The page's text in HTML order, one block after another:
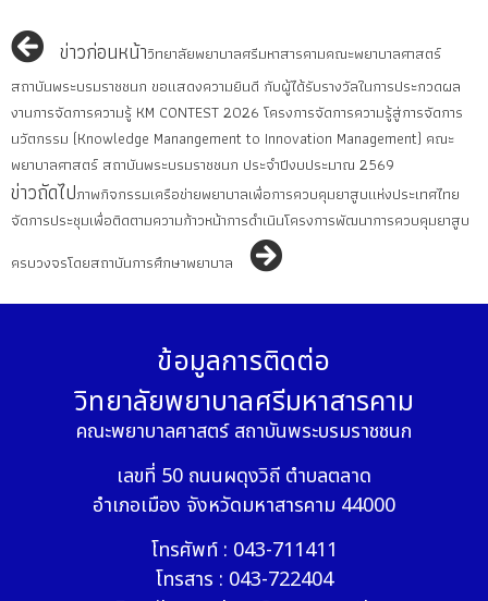
ข่าวก่อนหน้าวิทยาลัยพยาบาลศรีมหาสารคามคณะพยาบาลศาสตร์
สถาบันพระบรมราชชนก ขอแสดงความยินดี กับผู้ได้รับรางวัลในการประกวดผล
งานการจัดการความรู้ KM CONTEST 2026 โครงการจัดการความรู้สู่การจัดการ
นวัตกรรม (Knowledge Manangement to Innovation Management) คณะ
พยาบาลศาสตร์ สถาบันพระบรมราชชนก ประจำปีงบประมาณ 2569
ข่าวถัดไปภาพกิจกรรมเครือข่ายพยาบาลเพื่อการควบคุมยาสูบแห่งประเทศไทย
จัดการประชุมเพื่อติดตามความก้าวหน้าการดำเนินโครงการพัฒนาการควบคุมยาสูบ
ครบวงจรโดยสถาบันการศึกษาพยาบาล
ข้อมูลการติดต่อ
วิทยาลัยพยาบาลศรีมหาสารคาม
คณะพยาบาลศาสตร์ สถาบันพระบรมราชชนก
เลขที่ 50 ถนนผดุงวิถี ตำบลตลาด
อำเภอเมือง จังหวัดมหาสารคาม 44000
โทรศัพท์ : 043-711411
โทรสาร : 043-722404